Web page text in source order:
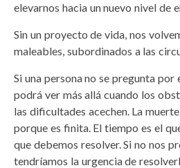
elevarnos hacia un nuevo nivel de
Sin un proyecto de vida, nos
maleables, subordinados a las
Si una persona no se pregunta por
podrá ver más allá cuando los
las dificultades acechen. La
porque es finita. El tiempo es el
que debemos resolver. Si no nos
tendríamos la urgencia de